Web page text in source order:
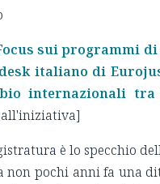
sui programmi
italiano di
internazionali
è lo specchio
non pochi anni fa una